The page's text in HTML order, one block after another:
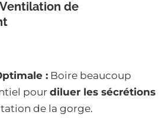
de
: Boire beaucoup
pour diluer les sécrétions
de la gorge.